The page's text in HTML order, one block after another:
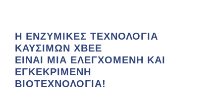
Η ΕΝΖΥΜΙΚΕΣ ΤΕΧΝΟΛΟΓΙΑ
ΚΑΥΣΙΜΩΝ XBEE
ΕΙΝΑΙ ΜΙΑ ΕΛΕΓΧΟΜΕΝΗ ΚΑΙ
ΕΓΚΕΚΡΙΜΕΝΗ
ΒΙΟΤΕΧΝΟΛΟΓΙΑ!